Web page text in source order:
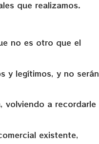
que realizamos.
no es otro que el
y legítimos, y no serán
volviendo a recordarle
existente,